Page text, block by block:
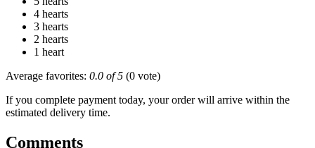
4 hearts
3 hearts
2 hearts
1 heart
Average favorites: 0.0 of 5 (0 vote)
If you complete payment today, your order will arrive within the
estimated delivery time.
Comments